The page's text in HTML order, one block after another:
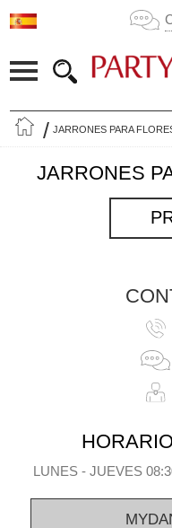
JARRONES PARA
JARRONES
LUNES - JUEVES